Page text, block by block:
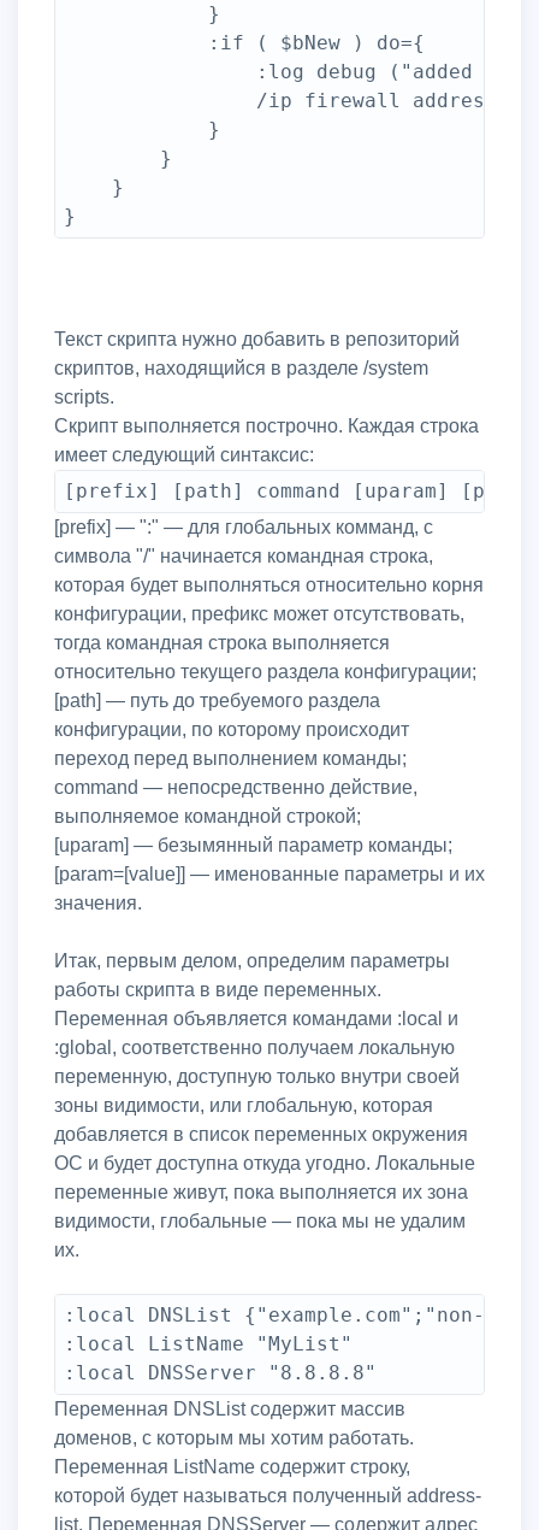
            }
            :if ( $bNew ) do={
:log debug ("added
/ip firewall address-
            }
        }
    }
Текст скрипта нужно добавить в репозиторий
скриптов, находящийся в разделе /system
scripts.
Скрипт выполняется построчно. Каждая строка
имеет следующий синтаксис:
[prefix] — ":" — для глобальных комманд, с
символа "/" начинается командная строка,
которая будет выполняться относительно корня
конфигурации, префикс может отсутствовать,
тогда командная строка выполняется
относительно текущего раздела конфигурации;
[path] — путь до требуемого раздела
конфигурации, по которому происходит
переход перед выполнением команды;
command — непосредственно действие,
выполняемое командной строкой;
[uparam] — безымянный параметр команды;
[param=[value]] — именованные параметры и их
значения.
Итак, первым делом, определим параметры
работы скрипта в виде переменных.
Переменная объявляется командами :local и
:global, соответственно получаем локальную
переменную, доступную только внутри своей
зоны видимости, или глобальную, которая
добавляется в список переменных окружения
ОС и будет доступна откуда угодно. Локальные
переменные живут, пока выполняется их зона
видимости, глобальные — пока мы не удалим
их.
:local DNSList {"example.com";"non-
:local ListName "MyList"
Переменная DNSList содержит массив
доменов, с которым мы хотим работать.
Переменная ListName содержит строку,
которой будет называться полученный address-
list. Переменная DNSServer — содержит адрес